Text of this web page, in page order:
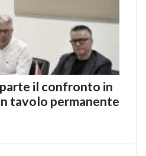
il confronto in
tavolo permanente